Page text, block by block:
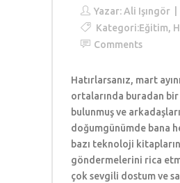
Yazar:Ali Işıngör
Kategori:Eğitim,
Comments
Hatırlarsanız, mart
ortalarında buradan bir
bulunmuş ve
doğumgünümde bana
bazı teknoloji
göndermelerini rica
çok sevgili dostum ve